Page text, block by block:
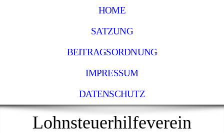
HOME
SATZUNG
BEITRAGSORDNUNG
IMPRESSUM
DATENSCHUTZ
Lohnsteuerhilfeverein